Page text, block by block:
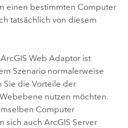
einen bestimmten Computer
tatsächlich von diesem
ArcGIS Web Adaptorist
Szenario normalerweise
Sie die Vorteile der
nutzen möchten.
Computer
sich auch ArcGIS Server